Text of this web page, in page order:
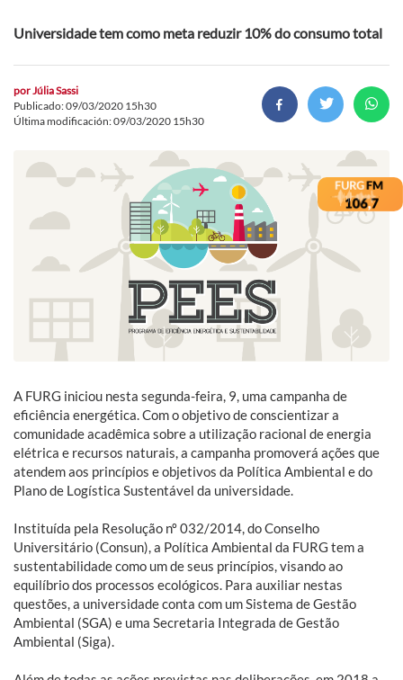
Universidade tem como meta reduzir 10% do consumo total
porJúlia Sassi
Publicado: 09/03/2020 15h30
Última modificación: 09/03/2020 15h30
A FURG iniciou nesta segunda-feira, 9, uma campanha de
eficiência energética. Com o objetivo de conscientizar a
comunidade acadêmica sobre a utilização racional de energia
elétrica e recursos naturais, a campanha promoverá ações que
atendem aos princípios e objetivos da Política Ambiental e do
Plano de Logística Sustentável da universidade.
Instituída pela Resolução nº 032/2014, do Conselho
Universitário (Consun), a Política Ambiental da FURG tem a
sustentabilidade como um de seus princípios, visando ao
equilíbrio dos processos ecológicos. Para auxiliar nestas
questões, a universidade conta com um Sistema de Gestão
Ambiental (SGA) e uma Secretaria Integrada de Gestão
Ambiental (Siga).